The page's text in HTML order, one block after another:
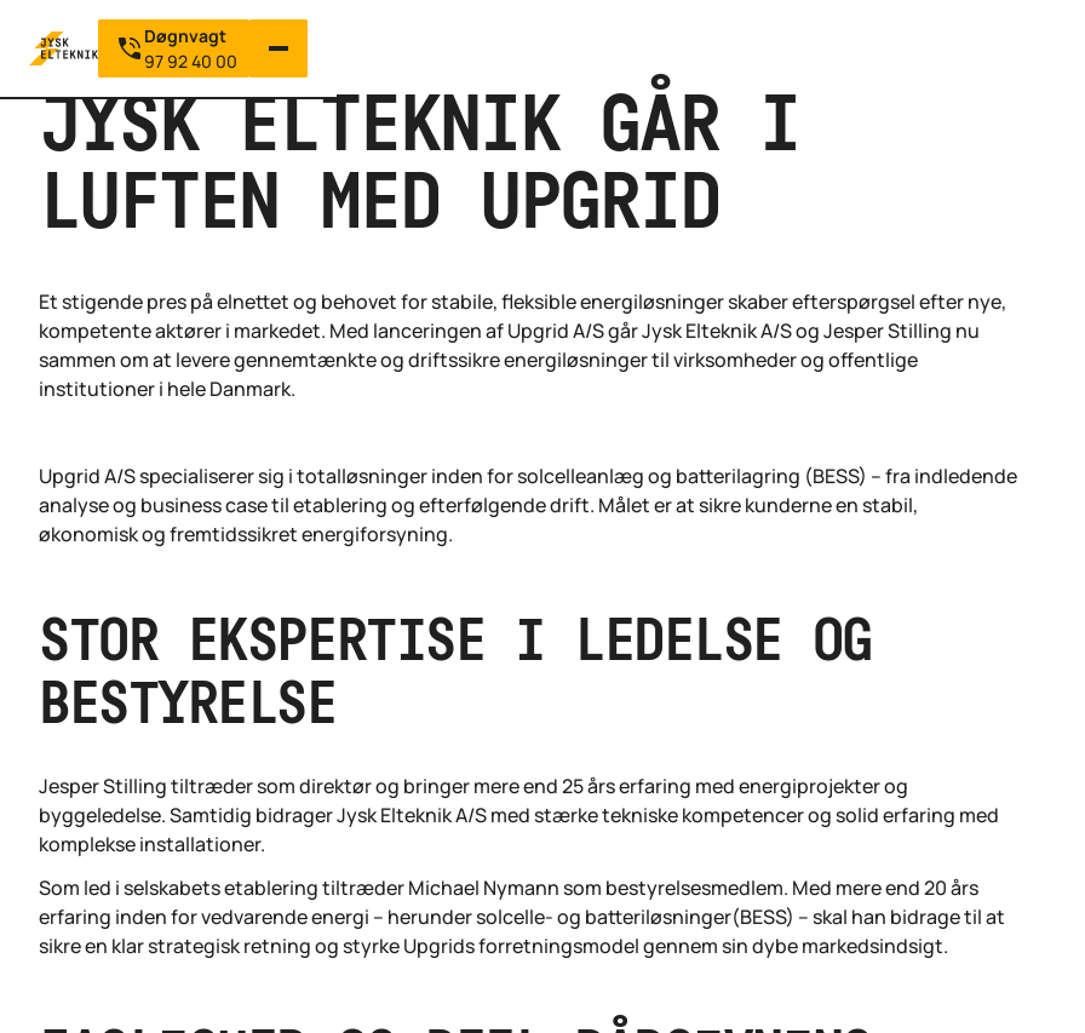
Døgnvagt
97 92 40 00
Telefon Døgnvagt
31 March 2026
JYSK ELTEKNIK GÅR I
LUFTEN MED UPGRID
Et stigende pres på elnettet og behovet for stabile, fleksible energiløsninger skaber efterspørgsel efter nye,
kompetente aktører i markedet. Med lanceringen af Upgrid A/S går Jysk Elteknik A/S og Jesper Stilling nu
sammen om at levere gennemtænkte og driftssikre energiløsninger til virksomheder og offentlige
institutioner i hele Danmark.
Upgrid A/S specialiserer sig i totalløsninger inden for solcelleanlæg og batterilagring (BESS) – fra indledende
analyse og business case til etablering og efterfølgende drift. Målet er at sikre kunderne en stabil,
økonomisk og fremtidssikret energiforsyning.
STOR EKSPERTISE I LEDELSE OG
BESTYRELSE
Jesper Stilling tiltræder som direktør og bringer mere end 25 års erfaring med energiprojekter og
byggeledelse. Samtidig bidrager Jysk Elteknik A/S med stærke tekniske kompetencer og solid erfaring med
komplekse installationer.
Som led i selskabets etablering tiltræder Michael Nymann som bestyrelsesmedlem. Med mere end 20 års
erfaring inden for vedvarende energi – herunder solcelle- og batteriløsninger(BESS) – skal han bidrage til at
sikre en klar strategisk retning og styrke Upgrids forretningsmodel gennem sin dybe markedsindsigt.